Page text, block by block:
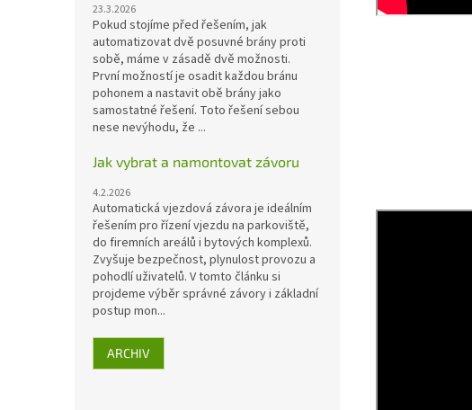
23.3.2026
Pokud stojíme před řešením, jak
automatizovat dvě posuvné brány proti
sobě, máme v zásadě dvě možnosti.
První možností je osadit každou bránu
pohonem a nastavit obě brány jako
samostatné řešení. Toto řešení sebou
nese nevýhodu, že ...
Jak vybrat a namontovat závoru
4.2.2026
Automatická vjezdová závora je ideálním
řešením pro řízení vjezdu na parkoviště,
do firemních areálů i bytových komplexů.
Zvyšuje bezpečnost, plynulost provozu a
pohodlí uživatelů. V tomto článku si
projdeme výběr správné závory i základní
postup mon...
ARCHIV